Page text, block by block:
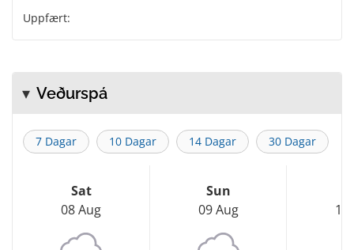
Uppfært:
Veðurspá
7 Dagar 10 Dagar 14 Dagar 30 Dagar
Sat
08 Aug
Sun
09 Aug
10